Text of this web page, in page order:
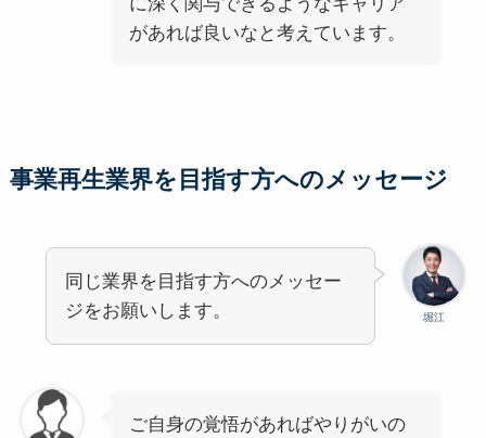
があれば良いなと考えています。
事業再生業界を目指す方へのメッセージ
堀江
同じ業界を目指す方へのメッセー
ジをお願いします。
ご自身の覚悟があればやりがいの